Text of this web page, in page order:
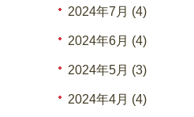
2024年7月 (4)
2024年6月 (4)
2024年5月 (3)
2024年4月 (4)